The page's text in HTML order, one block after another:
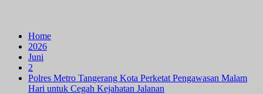
Home
2026
Juni
2
Polres Metro Tangerang Kota Perketat Pengawasan Malam
Hari untuk Cegah Kejahatan Jalanan